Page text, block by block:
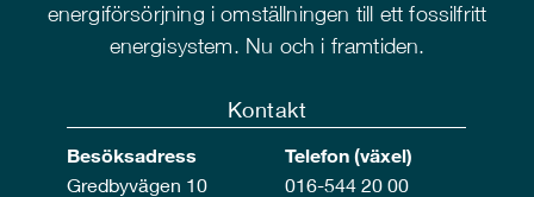
energiförsörjning i omställningen till ett fossilfritt
energisystem. Nu och i framtiden.
Kontakt
Besöksadress
Gredbyvägen 10
Telefon (växel)
016-544 20 00